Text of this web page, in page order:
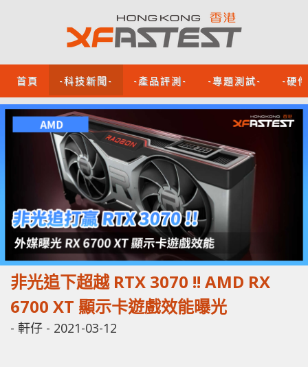
首頁 -科技新聞- -產品評測- -專題測試- -硬
非光追下超越 RTX 3070 !! AMD RX
6700 XT 顯示卡遊戲效能曝光
- 軒仔 - 2021-03-12